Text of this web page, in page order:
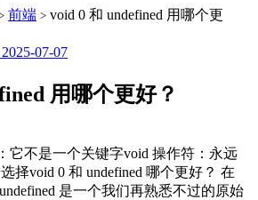
前端 > void 0 和 undefined 用哪个更
2025-07-07
用哪个更好？
它不是一个关键字void 操作符：永远
择void 0 和 undefined 哪个更好？ 在
是一个我们再熟悉不过的原始